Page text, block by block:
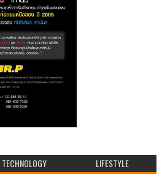
TECHNOLOGY LIFESTYLE